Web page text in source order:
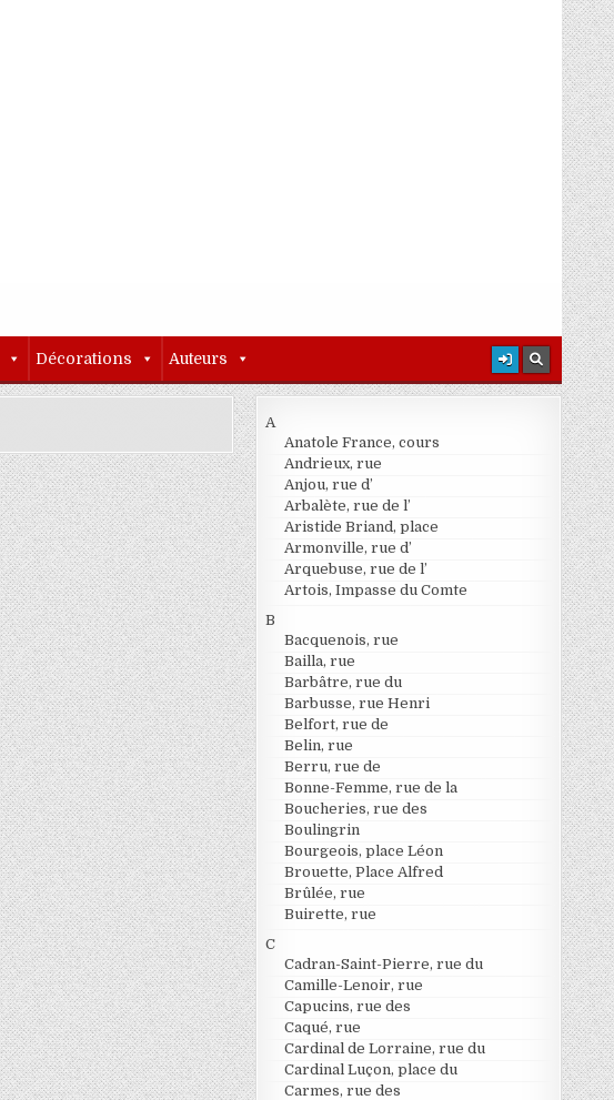
Décorations Auteurs
A
Anatole France, cours
Andrieux, rue
Anjou, rue d’
Arbalète, rue de l’
Aristide Briand, place
Armonville, rue d’
Arquebuse, rue de l’
Artois, Impasse du Comte
B
Bacquenois, rue
Bailla, rue
Barbâtre, rue du
Barbusse, rue Henri
Belfort, rue de
Belin, rue
Berru, rue de
Bonne-Femme, rue de la
Boucheries, rue des
Boulingrin
Bourgeois, place Léon
Brouette, Place Alfred
Brûlée, rue
Buirette, rue
C
Cadran-Saint-Pierre, rue du
Camille-Lenoir, rue
Capucins, rue des
Caqué, rue
Cardinal de Lorraine, rue du
Cardinal Luçon, place du
Carmes, rue des